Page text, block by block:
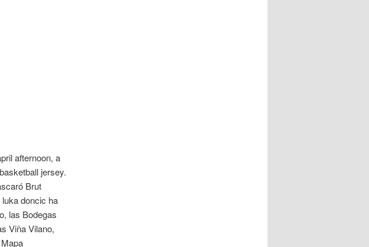
afternoon, a
jersey.
Brut
doncic ha
las Bodegas
Viña Vilano,